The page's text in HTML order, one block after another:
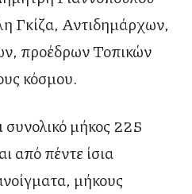
Γκίζα, Αντιδημάρχων,
προέδρων Τοπικών
κόσμου.
μήκος 225
από πέντε ίσια
μήκους